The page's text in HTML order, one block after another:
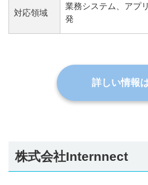
対応領域
業務システム、アプ
発
詳しい情報
株式会社Internnect